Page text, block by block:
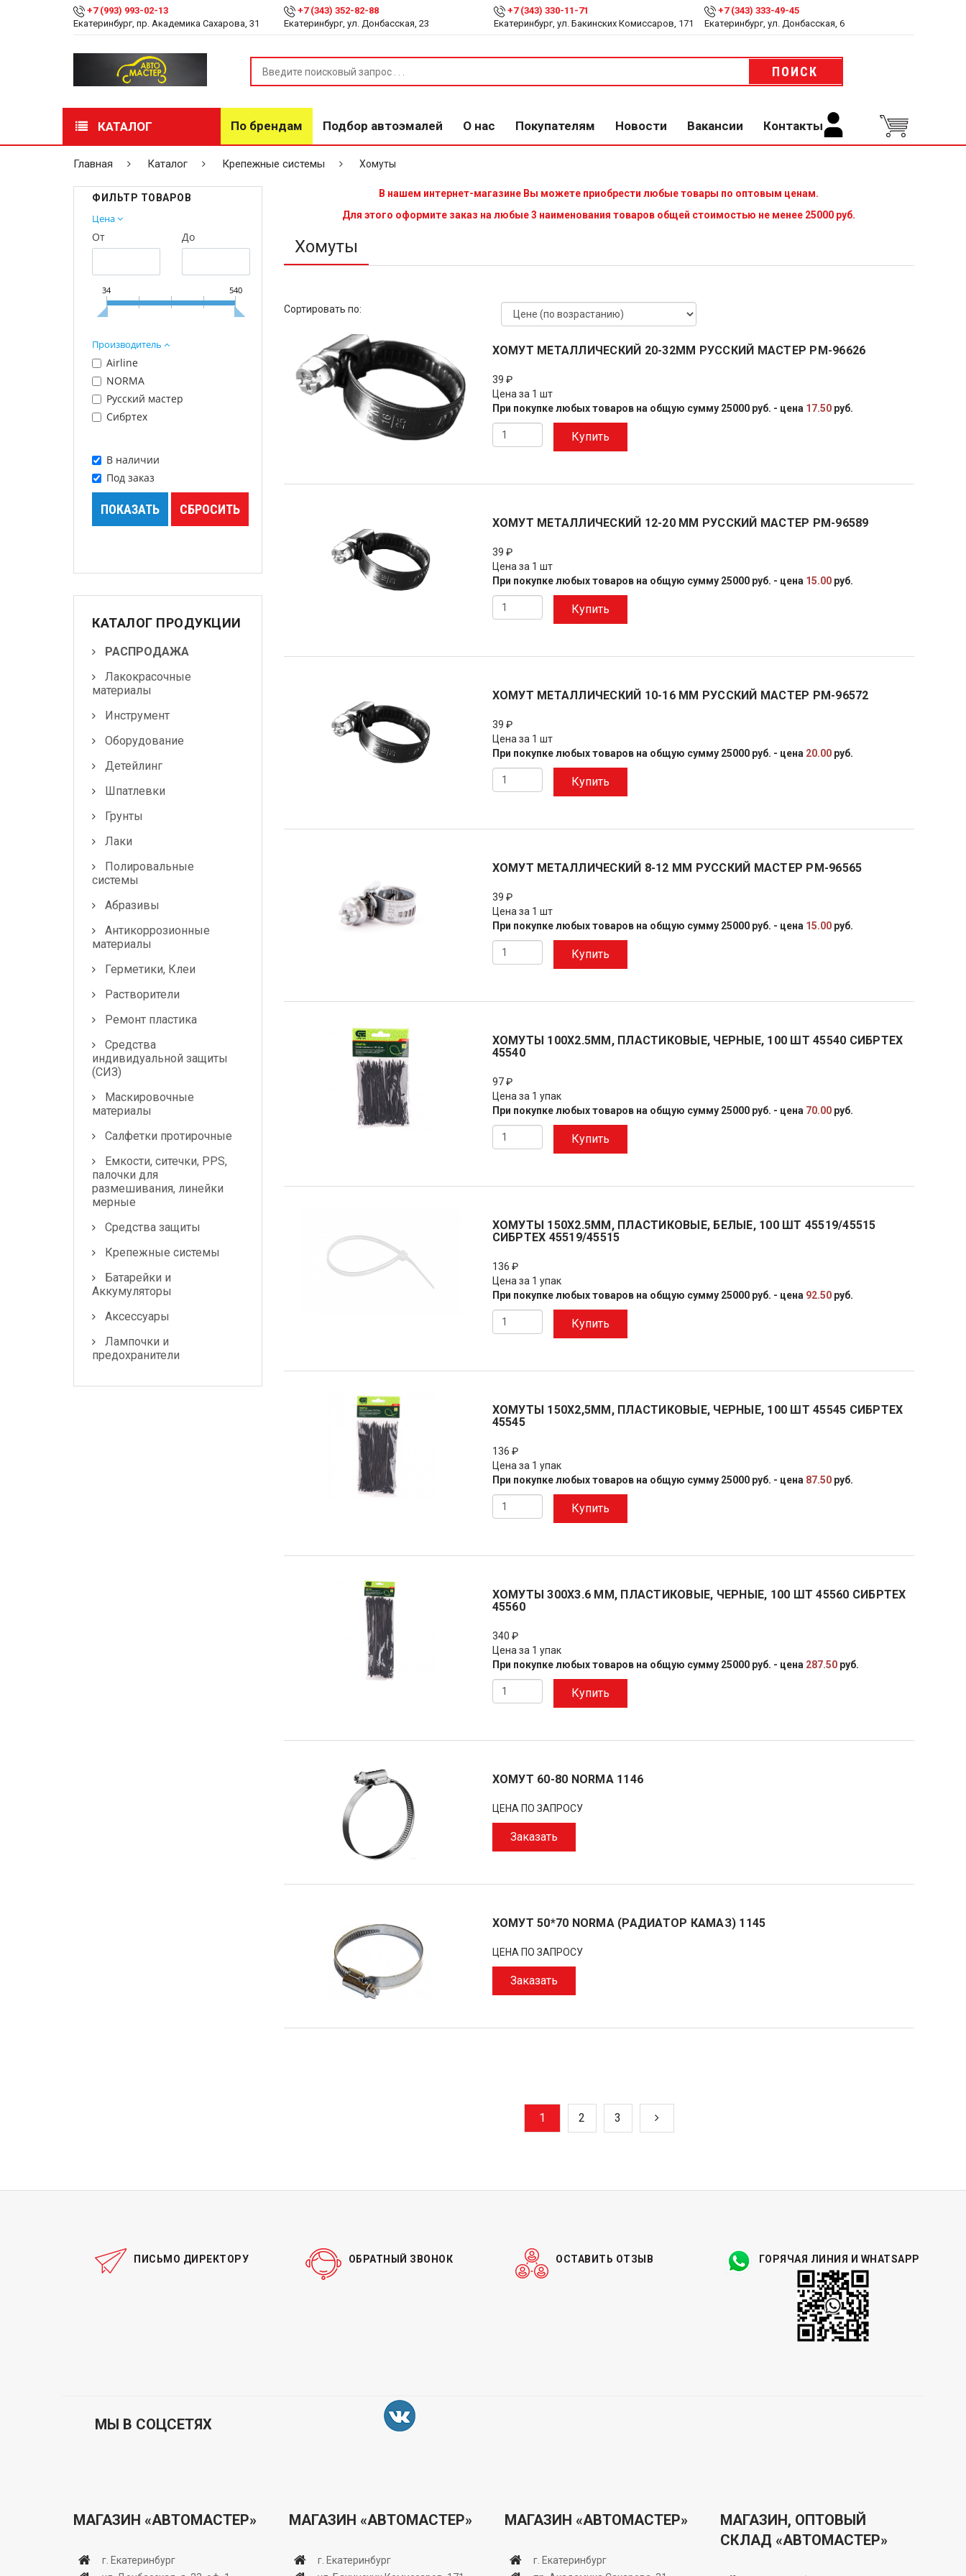
+7 (993) 993-02-13
Екатеринбург, пр. Академика Сахарова, 31
+7 (343) 352-82-88
Екатеринбург, ул. Донбасская, 23
+7 (343) 330-11-71
Екатеринбург, ул. Бакинских Комиссаров, 171
+7 (343) 333-49-45
Екатеринбург, ул. Донбасская, 6
ПОИСК
КАТАЛОГ По брендам Подбор автоэмалей О нас Покупателям Новости Вакансии Контакты
РАСПРОДАЖА
Лакокрасочные
Инструмент
Полировальные системы
Абразивы
Антикоррозионные
Ремонт пластика
Средства индивидуальной
Маскировочные
материалы
Салфетки протирочные
Емкости, ситечки, PPS,
палочки для
Крепежные системы
Аккумуляторы
Аксессуары
Лампочки и
Главная Каталог Крепежные системы Хомуты
ФИЛЬТР ТОВАРОВ
Цена
От До
34 540
Производитель
Airline
NORMA
Русский мастер
Сибртех
В наличии
Под заказ
КАТАЛОГ ПРОДУКЦИИ
РАСПРОДАЖА
Лакокрасочные
материалы
Инструмент
Оборудование
Детейлинг
Шпатлевки
Грунты
Лаки
Полировальные
системы
Абразивы
Антикоррозионные
материалы
Герметики, Клеи
Растворители
Ремонт пластика
Средства
индивидуальной защиты
(СИЗ)
Маскировочные
материалы
Салфетки протирочные
Емкости, ситечки, PPS,
палочки для
размешивания, линейки
мерные
Средства защиты
Крепежные системы
Батарейки и
Аккумуляторы
Аксессуары
Лампочки и
предохранители
В нашем интернет-магазине Вы можете приобрести любые товары по оптовым ценам.
Для этого оформите заказ на любые 3 наименования товаров общей стоимостью не менее 25000 руб.
Хомуты
Сортировать по:
ХОМУТ МЕТАЛЛИЧЕСКИЙ 20-32ММ РУССКИЙ МАСТЕР РМ-96626
39 ₽
Цена за 1 шт
При покупке любых товаров на общую сумму 25000 руб. - цена 17.50руб.
Купить
ХОМУТ МЕТАЛЛИЧЕСКИЙ 12-20 ММ РУССКИЙ МАСТЕР РМ-96589
39 ₽
Цена за 1 шт
При покупке любых товаров на общую сумму 25000 руб. - цена 15.00руб.
Купить
ХОМУТ МЕТАЛЛИЧЕСКИЙ 10-16 ММ РУССКИЙ МАСТЕР РМ-96572
39 ₽
Цена за 1 шт
При покупке любых товаров на общую сумму 25000 руб. - цена 20.00руб.
Купить
ХОМУТ МЕТАЛЛИЧЕСКИЙ 8-12 ММ РУССКИЙ МАСТЕР РМ-96565
39 ₽
Цена за 1 шт
При покупке любых товаров на общую сумму 25000 руб. - цена 15.00руб.
Купить
ХОМУТЫ 100X2.5ММ, ПЛАСТИКОВЫЕ, ЧЕРНЫЕ, 100 ШТ 45540 СИБРТЕХ
45540
97 ₽
Цена за 1 упак
При покупке любых товаров на общую сумму 25000 руб. - цена 70.00руб.
Купить
ХОМУТЫ 150X2.5ММ, ПЛАСТИКОВЫЕ, БЕЛЫЕ, 100 ШТ 45519/45515
СИБРТЕХ 45519/45515
136 ₽
Цена за 1 упак
При покупке любых товаров на общую сумму 25000 руб. - цена 92.50руб.
Купить
ХОМУТЫ 150Х2,5ММ, ПЛАСТИКОВЫЕ, ЧЕРНЫЕ, 100 ШТ 45545 СИБРТЕХ
45545
136 ₽
Цена за 1 упак
При покупке любых товаров на общую сумму 25000 руб. - цена 87.50руб.
Купить
ХОМУТЫ 300X3.6 ММ, ПЛАСТИКОВЫЕ, ЧЕРНЫЕ, 100 ШТ 45560 СИБРТЕХ
45560
340 ₽
Цена за 1 упак
При покупке любых товаров на общую сумму 25000 руб. - цена 287.50руб.
Купить
ХОМУТ 60-80 NORMA 1146
ЦЕНА ПО ЗАПРОСУ
Заказать
ХОМУТ 50*70 NORMA (РАДИАТОР КАМАЗ) 1145
ЦЕНА ПО ЗАПРОСУ
Заказать
1 2 3
ПИСЬМО ДИРЕКТОРУ ОБРАТНЫЙ ЗВОНОК ОСТАВИТЬ ОТЗЫВ ГОРЯЧАЯ ЛИНИЯ И WHATSAPP
МЫ В СОЦСЕТЯХ
МАГАЗИН «АВТОМАСТЕР»
г. Екатеринбург
МАГАЗИН «АВТОМАСТЕР»
г. Екатеринбург
МАГАЗИН «АВТОМАСТЕР»
г. Екатеринбург
МАГАЗИН, ОПТОВЫЙ
СКЛАД «АВТОМАСТЕР»